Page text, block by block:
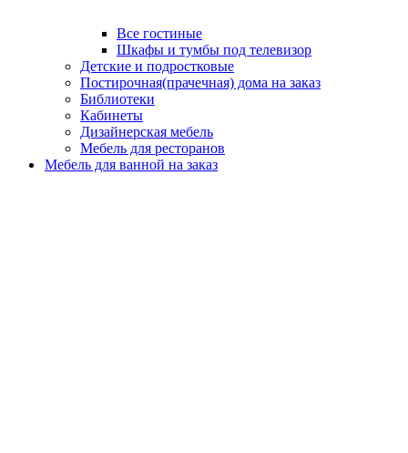
Все гостиные
Шкафы и тумбы под телевизор
Детские и подростковые
Постирочная(прачечная) дома на заказ
Библиотеки
Кабинеты
Дизайнерская мебель
Мебель для ресторанов
Мебель для ванной на заказ